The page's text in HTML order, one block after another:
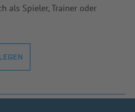
als Spieler, Trainer oder